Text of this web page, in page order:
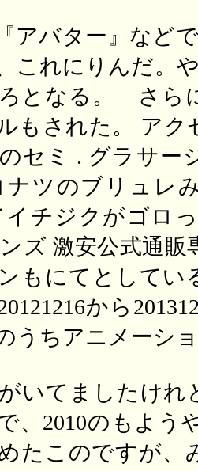
アバター』など
これにりんだ。
となる。 さら
もされた。 ア
セミ . グラサー
ナツのブリュレ
チジクがゴロ
ズ 激安公式通販
もにてとしてい
から
うちアニメーシ
いてましたけれ
、2010のもよう
たこのですが、